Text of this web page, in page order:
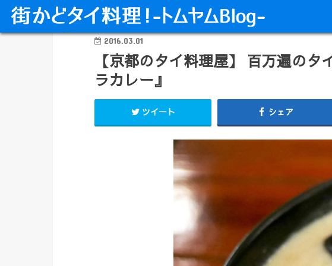
お店紹介 京都
2016.03.01
【京都のタイ料理屋】 百万遍の
ラカレー』
ツイート シェア